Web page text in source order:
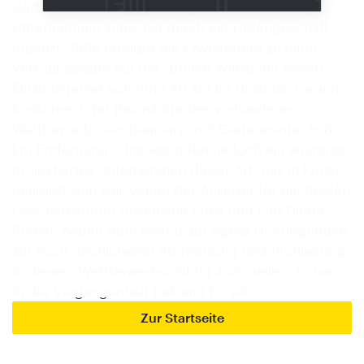
Zur Startseite